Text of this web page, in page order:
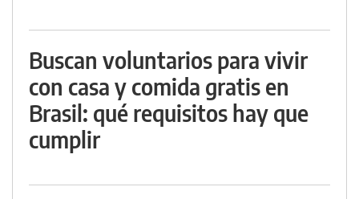
Buscan voluntarios para vivir
con casa y comida gratis en
Brasil: qué requisitos hay que
cumplir